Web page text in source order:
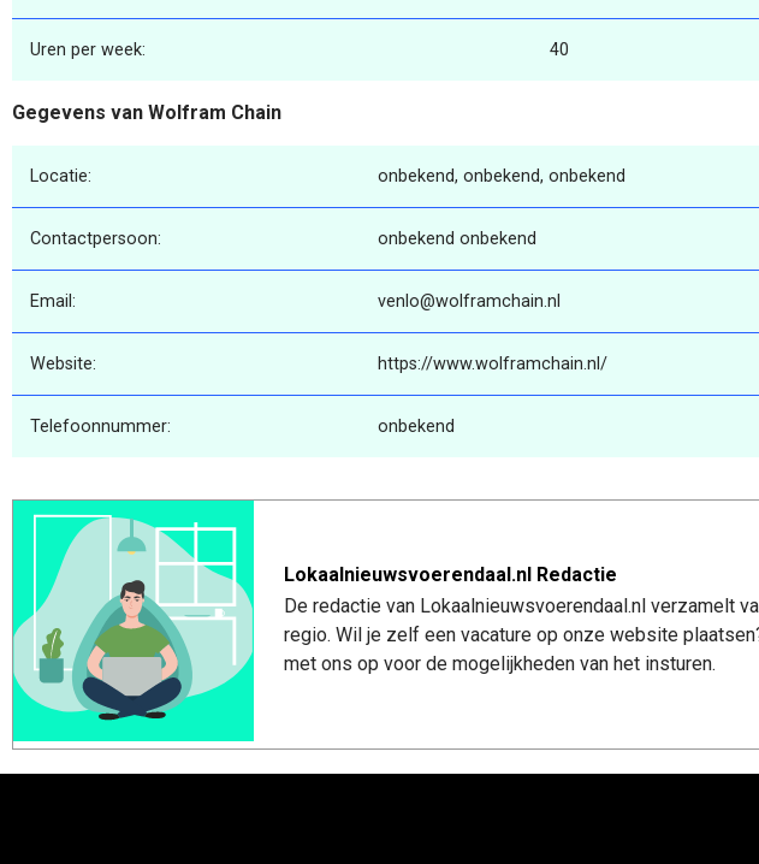
Uren per week: 40
Gegevens van Wolfram Chain
Locatie: onbekend, onbekend, onbekend
Contactpersoon: onbekend onbekend
Email: venlo@wolframchain.nl
Website: https://www.wolframchain.nl/
Telefoonnummer: onbekend
Lokaalnieuwsvoerendaal.nl Redactie
De redactie van Lokaalnieuwsvoerendaal.nl verzamelt
regio. Wil je zelf een vacature op onze website
met ons op voor de mogelijkheden van het insturen.